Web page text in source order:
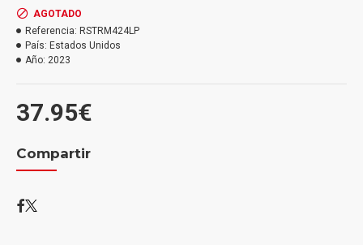
37.95€
AGOTADO
Referencia: RSTRM424LP
País: Estados Unidos
Año: 2023
Compartir